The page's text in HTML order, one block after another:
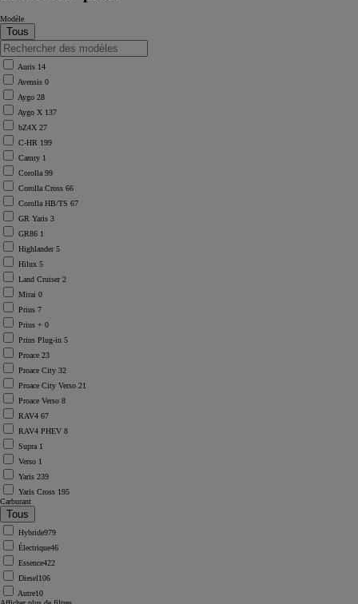
Modèle
Auris 14
Avensis 0
Aygo 28
Aygo X 137
bZ4X 27
C-HR 199
Camry 1
Corolla 99
Corolla Cross 66
Corolla HB/TS 67
GR Yaris 3
GR86 1
Highlander5
Hilux 5
Land Cruiser2
Mirai 0
Prius 7
Prius + 0
Prius Plug-in 5
Proace 23
Proace City 32
Proace City Verso 21
Proace Verso 8
RAV4 67
RAV4 PHEV 8
Supra 1
Verso 1
Yaris 239
Yaris Cross 195
Carburant
Hybride979
Électrique46
Essence422
Diesel106
Autre10